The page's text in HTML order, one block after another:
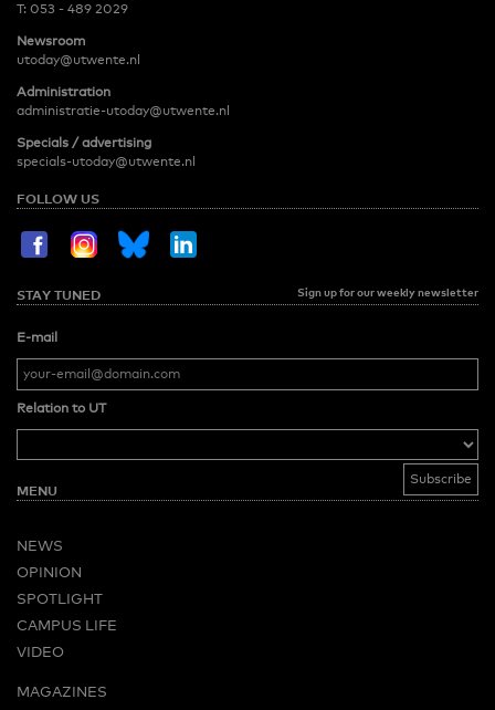
T: 053 - 489 2029
Newsroom
utoday@utwente.nl
Administration
administratie-utoday@utwente.nl
Specials / advertising
specials-utoday@utwente.nl
FOLLOW US
STAY TUNED Sign up for our weekly newsletter
E-mail
Relation to UT
MENU
NEWS
OPINION
SPOTLIGHT
CAMPUS LIFE
VIDEO
MAGAZINES